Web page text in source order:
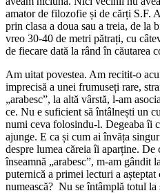
amator de filozofie și de cărți S.F.
prin clasa a doua sau a treia, de la
vreo 30-40 de metri pătrați, cu
de fiecare dată la rând în căutarea
Am uitat povestea. Am recitit-o
imprecisă a unei frumuseți rare,
„arabesc”, la altă vârstă, l-am
ce. Nu e suficient să întâlnești un
numi ceva folosindu-l. Degeaba îi
ajunge. E ca și cum ai învăța
despre lumea căreia îi aparține. De
înseamnă „arabesc”, m-am gândit
puternică a primei lecturi a
numească? Nu se întâmplă totul la